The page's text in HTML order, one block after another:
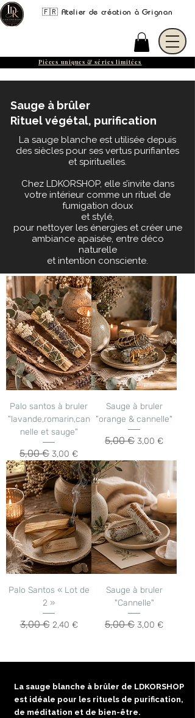
🇫🇷 Atelier de création à Grignan
Pièces uniques & séries limitées
Sauge à brûler
Rituel végétal, purification
La sauge blanche est utilisée depuis
des siècles pour ses vertus purifiantes
et spirituelles.
Chez LDKORSHOP, elle s’invite dans
votre intérieur comme un rituel de
fumigation doux
et stylé,
pour nettoyer les énergies et créer une
ambiance apaisée, entre déco
naturelle
et intention consciente.
Palo santos à bruler
"lavande,romarin,can
nelle et sauge"
Prix original
5,00 € Prix promotionnel
3,00 €
Sauge à bruler
"orange & cannelle"
Prix original
5,00 € Prix
3,00 €
Palo Santos « Lot de
2 »
Prix original
3,00 € Prix promotionnel
2,40 €
Sauge à bruler
"Cannelle"
Prix original
5,00 € Prix
3,00 €
1 / 1
Découvrez également les articles
La sauge blanche à brûler de LDKORSHOP
est idéale pour les rituels de purification,
de méditation et de bien-être.